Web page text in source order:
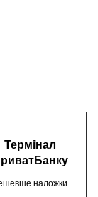
Термінал
наложки